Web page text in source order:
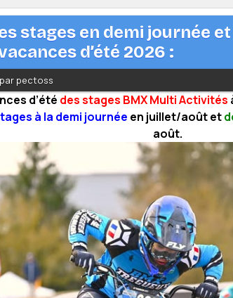
stages en demi journée
d’été 2026 :
pectoss
d’été des stages BMX Multi Activités
à la demi journée en juillet/août et
août.